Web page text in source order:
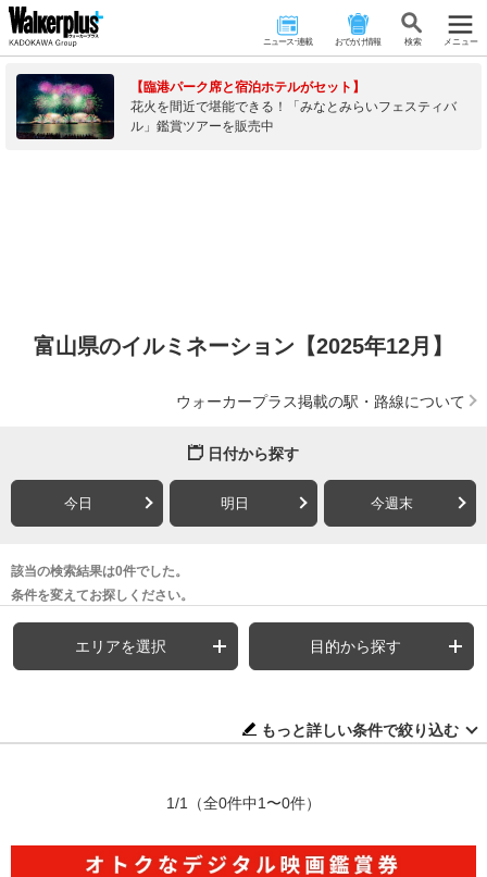
ニュース･連載 おでかけ情報 検 索 メニュー
【臨港パーク席と宿泊ホテルがセット】
花火を間近で堪能できる！「みなとみらいフェスティバ
ル」鑑賞ツアーを販売中
富山県のイルミネーション【2025年12月】
ウォーカープラス掲載の駅・路線について
日付から探す
今日 明日 今週末
該当の検索結果は0件でした。
条件を変えてお探しください。
エリアを選択 目的から探す
もっと詳しい条件で絞り込む
1/1 （全0件中1〜0件）